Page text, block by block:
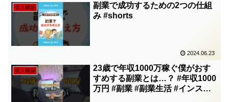
収入構築
副業で成功するための2つの仕組
み #shorts
2024.06.23
収入構築
23歳で年収1000万稼ぐ僕がおす
すめする副業とは…？ #年収1000
万円 #副業 #副業生活 #インスタ